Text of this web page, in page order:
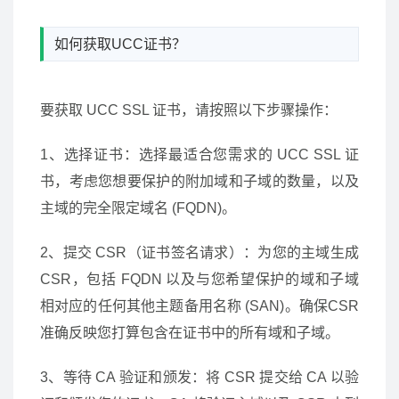
如何获取UCC证书？
要获取 UCC SSL 证书，请按照以下步骤操作：
1、选择证书：选择最适合您需求的 UCC SSL 证
书，考虑您想要保护的附加域和子域的数量，以及
主域的完全限定域名 (FQDN)。
2、提交 CSR（证书签名请求）：为您的主域生成
CSR，包括 FQDN 以及与您希望保护的域和子域
相对应的任何其他主题备用名称 (SAN)。确保CSR
准确反映您打算包含在证书中的所有域和子域。
3、等待 CA 验证和颁发：将 CSR 提交给 CA 以验